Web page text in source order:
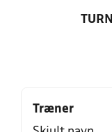
Træner